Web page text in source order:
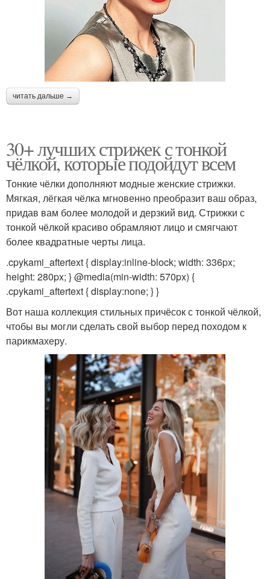
читать дальше →
30+ лучших стрижек с тонкой
чёлкой, которые подойдут всем
Тонкие чёлки дополняют модные женские стрижки.
Мягкая, лёгкая чёлка мгновенно преобразит ваш образ,
придав вам более молодой и дерзкий вид. Стрижки с
тонкой чёлкой красиво обрамляют лицо и смягчают
более квадратные черты лица.
.cpykami_aftertext { display:inline-block; width: 336px;
height: 280px; } @media(min-width: 570px) {
.cpykami_aftertext { display:none; } }
Вот наша коллекция стильных причёсок с тонкой чёлкой,
чтобы вы могли сделать свой выбор перед походом к
парикмахеру.